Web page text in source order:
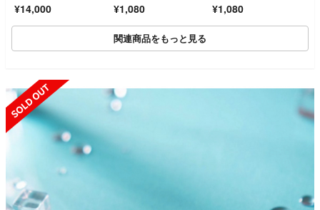
¥14,000 ¥1,080 ６ヶ月分）
¥1,080
関連商品をもっと見る
SOLD OUT